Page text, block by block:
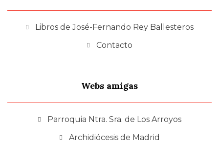
Libros de José-Fernando Rey Ballesteros
Contacto
Webs amigas
Parroquia Ntra. Sra. de Los Arroyos
Archidiócesis de Madrid